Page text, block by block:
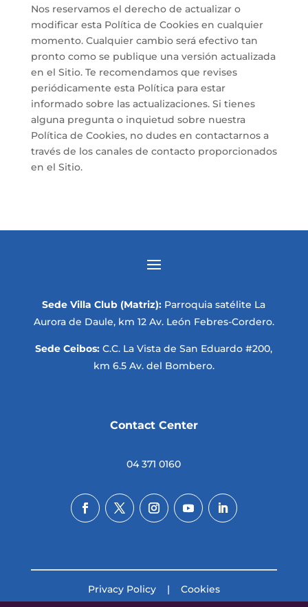
Nos reservamos el derecho de actualizar o
modificar esta Política de Cookies en cualquier
momento. Cualquier cambio será efectivo tan
pronto como se publique una versión actualizada
en el Sitio. Te recomendamos que revises
periódicamente esta Política para estar
informado sobre las actualizaciones. Si tienes
alguna pregunta o inquietud sobre nuestra
Política de Cookies, no dudes en contactarnos a
través de los canales de contacto proporcionados
en el Sitio.
Sede Villa Club (Matriz): Parroquia satélite La
Aurora de Daule, km 12 Av. León Febres-Cordero.
Sede Ceibos:C.C. La Vista de San Eduardo #200,
km 6.5 Av. del Bombero.
Contact Center
04 371 0160
Privacy Policy| Cookies